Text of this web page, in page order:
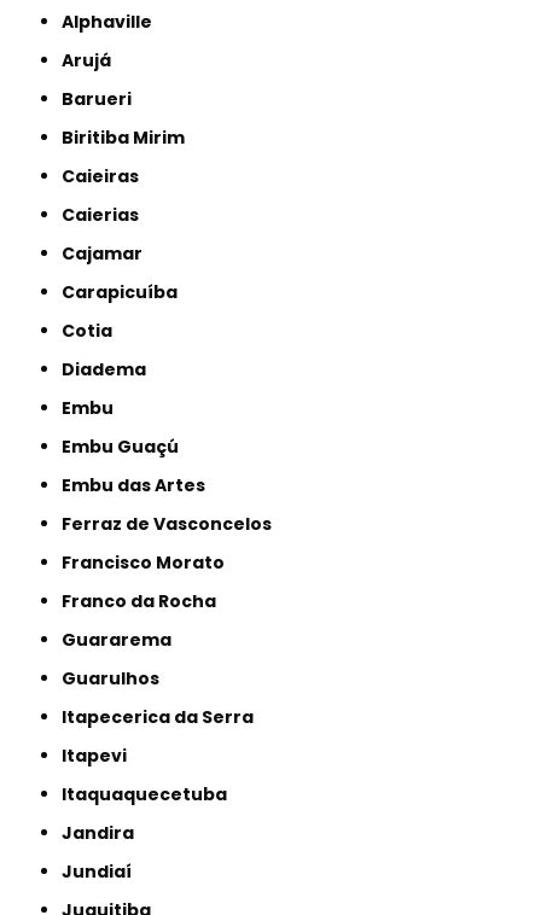
Alphaville
Arujá
Barueri
Biritiba Mirim
Caieiras
Caierias
Cajamar
Carapicuíba
Cotia
Diadema
Embu
Embu Guaçú
Embu das Artes
Ferraz de Vasconcelos
Francisco Morato
Franco da Rocha
Guararema
Guarulhos
Itapecerica da Serra
Itapevi
Itaquaquecetuba
Jandira
Jundiaí
Juquitiba